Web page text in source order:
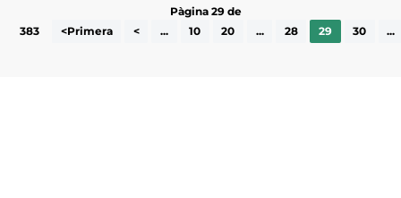
Pàgina 29 de
383
<Primera < ... 10 20 ... 28 29 30 ...